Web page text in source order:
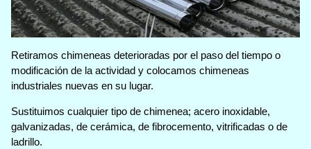
Retiramos chimeneas deterioradas por el paso del tiempo o
modificación de la actividad y colocamos chimeneas
industriales nuevas en su lugar.
Sustituimos cualquier tipo de chimenea; acero inoxidable,
galvanizadas, de cerámica, de fibrocemento, vitrificadas o de
ladrillo.